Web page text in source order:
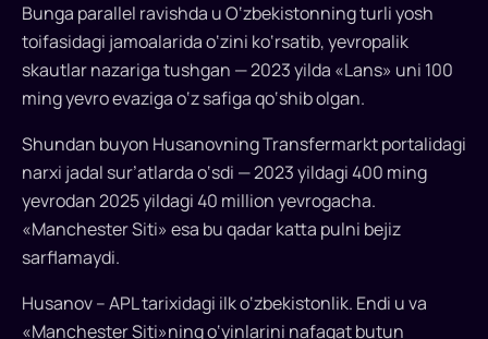
Bunga parallel ravishda u O‘zbekistonning turli yosh
toifasidagi jamoalarida o‘zini ko‘rsatib, yevropalik
skautlar nazariga tushgan — 2023 yilda «Lans» uni 100
ming yevro evaziga o‘z safiga qo‘shib olgan.
Shundan buyon Husanovning Transfermarkt portalidagi
narxi jadal sur’atlarda o‘sdi — 2023 yildagi 400 ming
yevrodan 2025 yildagi 40 million yevrogacha.
«Manchester Siti» esa bu qadar katta pulni bejiz
sarflamaydi.
Husanov – APL tarixidagi ilk o‘zbekistonlik. Endi u va
«Manchester Siti»ning o‘yinlarini nafaqat butun